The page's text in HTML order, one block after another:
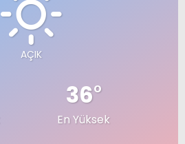
AÇIK
36°
En Yüksek